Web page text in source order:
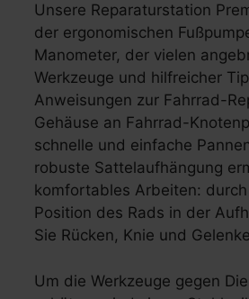
Unsere Reparaturstation
der ergonomischen
Manometer, der vielen
Werkzeuge und hilfreicher
Anweisungen zur Fahrrad-
Gehäuse an Fahrrad-
schnelle und einfache
robuste Sattelaufhängung
komfortables Arbeiten:
Position des Rads in der
Sie Rücken, Knie und
Um die Werkzeuge gegen